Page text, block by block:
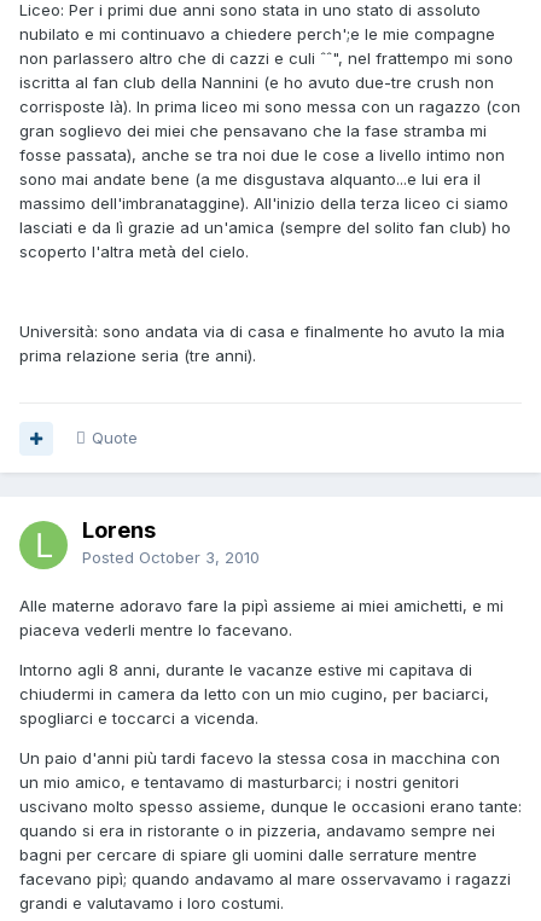
Liceo: Per i primi due anni sono stata in uno stato di assoluto
nubilato e mi continuavo a chiedere perch';e le mie compagne
non parlassero altro che di cazzi e culi ˆˆ", nel frattempo mi sono
iscritta al fan club della Nannini (e ho avuto due-tre crush non
corrisposte là). In prima liceo mi sono messa con un ragazzo (con
gran soglievo dei miei che pensavano che la fase stramba mi
fosse passata), anche se tra noi due le cose a livello intimo non
sono mai andate bene (a me disgustava alquanto...e lui era il
massimo dell'imbranataggine). All'inizio della terza liceo ci siamo
lasciati e da lì grazie ad un'amica (sempre del solito fan club) ho
scoperto l'altra metà del cielo.
Università: sono andata via di casa e finalmente ho avuto la mia
prima relazione seria (tre anni).
Quote
Lorens
Posted October 3, 2010
Alle materne adoravo fare la pipì assieme ai miei amichetti, e mi
piaceva vederli mentre lo facevano.
Intorno agli 8 anni, durante le vacanze estive mi capitava di
chiudermi in camera da letto con un mio cugino, per baciarci,
spogliarci e toccarci a vicenda.
Un paio d'anni più tardi facevo la stessa cosa in macchina con
un mio amico, e tentavamo di masturbarci; i nostri genitori
uscivano molto spesso assieme, dunque le occasioni erano tante:
quando si era in ristorante o in pizzeria, andavamo sempre nei
bagni per cercare di spiare gli uomini dalle serrature mentre
facevano pipì; quando andavamo al mare osservavamo i ragazzi
grandi e valutavamo i loro costumi.